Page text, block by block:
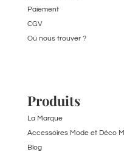
Paiement
CGV
Où nous trouver ?
Produits
La Marque
Accessoires Mode et Déco
Blog